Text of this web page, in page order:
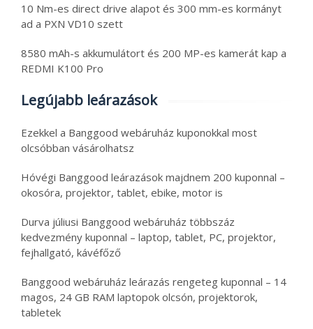
10 Nm-es direct drive alapot és 300 mm-es kormányt
ad a PXN VD10 szett
8580 mAh-s akkumulátort és 200 MP-es kamerát kap a
REDMI K100 Pro
Legújabb leárazások
Ezekkel a Banggood webáruház kuponokkal most
olcsóbban vásárolhatsz
Hóvégi Banggood leárazások majdnem 200 kuponnal –
okosóra, projektor, tablet, ebike, motor is
Durva júliusi Banggood webáruház többszáz
kedvezmény kuponnal – laptop, tablet, PC, projektor,
fejhallgató, kávéfőző
Banggood webáruház leárazás rengeteg kuponnal – 14
magos, 24 GB RAM laptopok olcsón, projektorok,
tabletek